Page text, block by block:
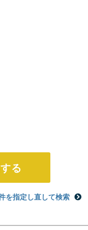
を指定し直して検索